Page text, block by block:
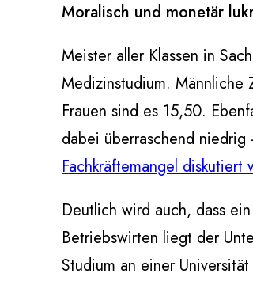
Moralisch und monetär
Meister aller Klassen in
Medizinstudium. Männliche
Frauen sind es 15,50.
dabei überraschend
Fachkräftemangel diskutiert
Deutlich wird auch, dass
Betriebswirten liegt der
Studium an einer